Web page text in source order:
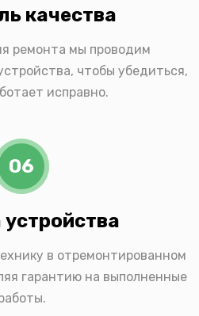
качества
ремонта мы проводим
чтобы убедиться,
исправно.
06
в отремонтированном
гарантию на выполненные